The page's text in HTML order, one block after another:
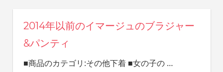
2014年以前のイマージュのブラジャー
&パンティ
■商品のカテゴリ:その他下着 ■女の子の …